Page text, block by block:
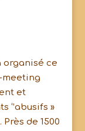
organisé ce
meeting
et
‘’abusifs »
de 1500